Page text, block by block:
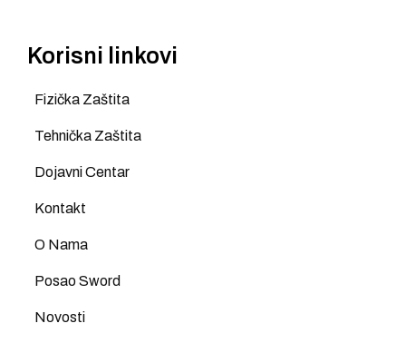
Korisni linkovi
Fizička Zaštita
Tehnička Zaštita
Dojavni Centar
Kontakt
O Nama
Posao Sword
Novosti